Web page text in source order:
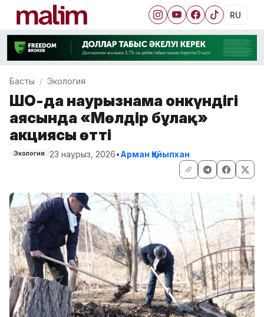
RU
Басты Экология
ШҚО-да наурызнама онкүндігі
аясында «Мөлдір бұлақ»
акциясы өтті
Экология 23 наурыз, 2026•Арман Қайыпхан